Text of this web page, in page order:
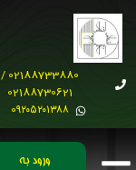
02188733880 /
02188730621
0۹۲۰۵۲۰۱۳۸۸
ورود به